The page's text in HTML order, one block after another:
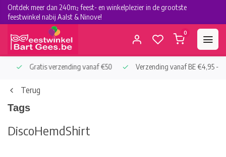
Ontdek meer dan 240m² feest- en winkelplezier in de grootste
feestwinkel nabij Aalst & Ninove!
0
Gratis verzending vanaf €50 Verzending vanaf BE €4,95 - NL
Terug
Tags
DiscoHemdShirt